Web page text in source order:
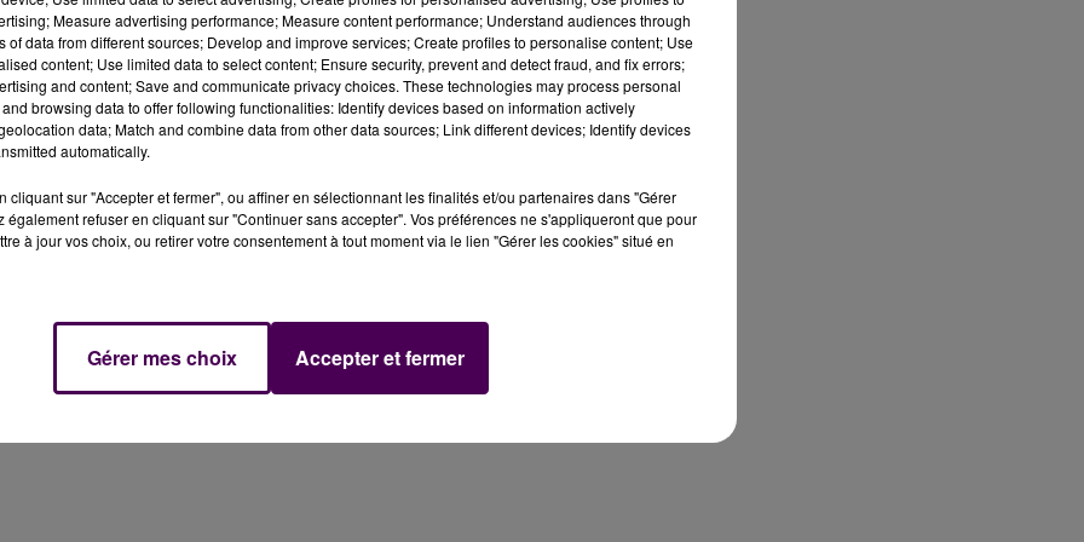
sept sapeurs-pompiers et cinq véhicules de secours,
Beaumont-sur-Sarthe et Sainte-Jamme-sur-
avaient pour leur partinterrompu la circulation
sur-Sarthe et de Juillé, avec mise en place, par les
fortement le trafic des trains sur la ligne Le Mans
857 274, 857 109 et 857 173 ont été supprimés.
, 857 276 -origine Le Mans- et 16 581 -origine
Measure advertising performance; Measure content performance; Understand audiences through
of data from different sources; Develop and improve services; Create profiles to personalise content; Use
content; Use limited data to select content; Ensure security, prevent and detect fraud, and fix errors;
and content; Save and communicate privacy choices. These technologies may process personal
browsing data to offer following functionalities: Identify devices based on information actively
data; Match and combine data from other data sources; Link different devices; Identify devices
automatically.
cliquant sur "Accepter et fermer", ou affiner en sélectionnant les finalités et/ou partenaires dans "Gérer
également refuser en cliquant sur "Continuer sans accepter". Vos préférences ne s'appliqueront que pour
à jour vos choix, ou retirer votre consentement à tout moment via le lien "Gérer les cookies" situé en
Gérer mes choix Accepter et fermer